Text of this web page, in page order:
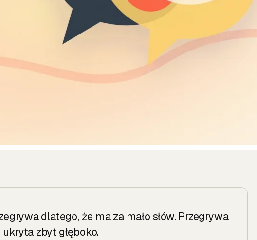
dlatego, że ma za mało słów. Przegrywa
zbyt głęboko.